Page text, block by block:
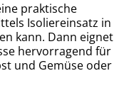
praktische
Isoliereinsatz in
kann. Dann eignet
hervorragend für
und Gemüse oder